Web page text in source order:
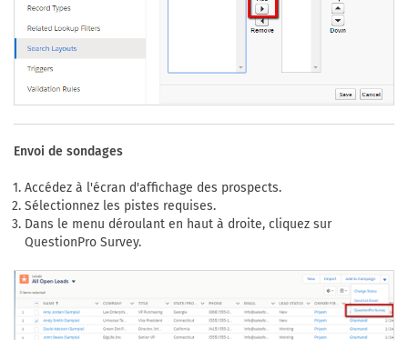
Envoi de sondages
Accédez à l'écran d'affichage des prospects.
Sélectionnez les pistes requises.
Dans le menu déroulant en haut à droite, cliquez sur
QuestionPro Survey.